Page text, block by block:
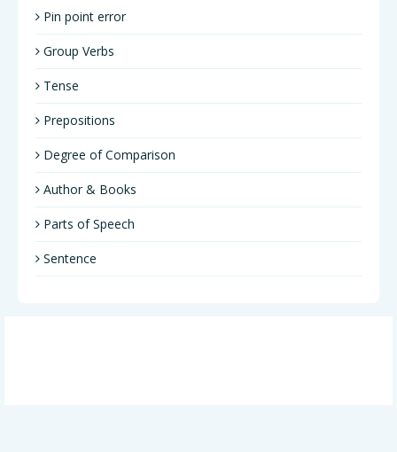
Pin point error
Group Verbs
Tense
Prepositions
Degree of Comparison
Author & Books
Parts of Speech
Sentence